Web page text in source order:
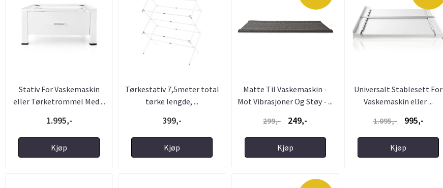
Stativ For Vaskemaskin
eller Tørketrommel Med ...
1.995,-
Kjøp
Tørkestativ 7,5meter total
tørke lengde, ...
399,-
Kjøp
Matte Til Vaskemaskin -
Mot Vibrasjoner Og Støy - ...
299,-
249,-
Kjøp
Universalt Stablesett For
Vaskemaskin eller ...
1.095,-
995,-
Kjøp